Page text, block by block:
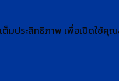
ประสิทธิภาพ​ เพื่อเปิดใช้คุ